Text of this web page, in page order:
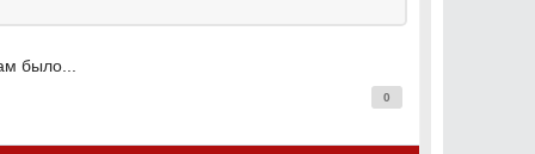
было...
0